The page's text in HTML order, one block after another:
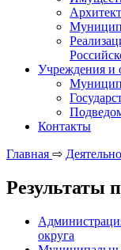
Учреждения и
Контакты
Главная ⇨
Результаты
округа